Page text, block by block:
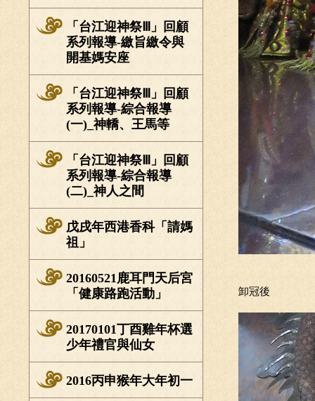
「台江迎神祭Ⅲ」回顧
系列報導-繳旨繳令與
開基媽安座
「台江迎神祭Ⅲ」回顧
系列報導-綜合報導
(一)_神轎、王馬等
「台江迎神祭Ⅲ」回顧
系列報導-綜合報導
(二)_神人之間
戊戌年西港香科「請媽
祖」
20160521鹿耳門天后宮
「健康路跑活動」
20170101丁酉雞年杯選
少年禮官與仙女
2016丙申猴年大年初一
卸冠後